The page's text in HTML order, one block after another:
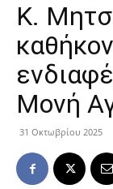
Κ.
Μονή
31 Οκτωβρίου 2025